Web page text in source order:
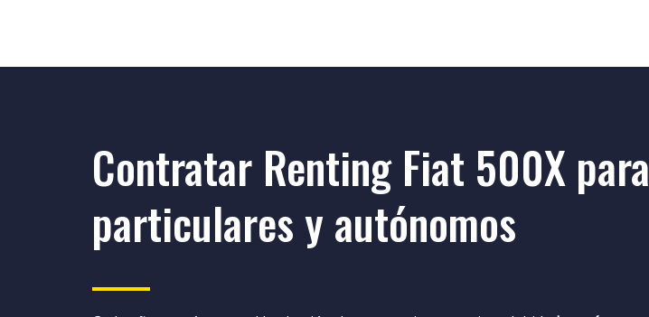
Contratar Renting Fiat 500X para
particulares y autónomos